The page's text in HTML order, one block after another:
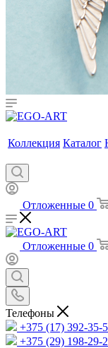
Коллекция Каталог
Отложенные 0
Отложенные 0
Телефоны
+375 (17) 392-35-
+375 (29) 198-29-